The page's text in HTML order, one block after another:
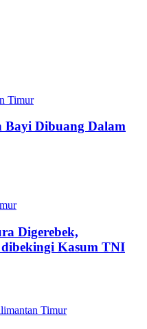
Timur
Bayi Dibuang Dalam
Digerebek,
Kasum TNI
Timur